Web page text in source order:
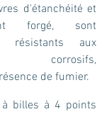
d'étanchéité et
forgé, sont
résistants aux
corrosifs,
de fumier.
à billes à 4 points